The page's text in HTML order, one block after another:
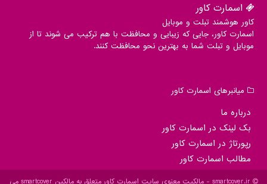
اسمارت كاور
کاور هوشمند تبلت و موبایل
اسمارت کاور، جایی که زیبایی و محافظت با هم ترکیب می شوند تا از
موبایل و تبلت شما به بهترین نحو محافظت کنند.
میانبرهای اسمارت كاور
درباره ما
بک لینک در اسمارت كاور
رپورتاژ در اسمارت كاور
مطالب اسمارت كاور
smartcover.ir - مالکیت معنوی سایت اسمارت كاور متعلق به مالکین smartcover می